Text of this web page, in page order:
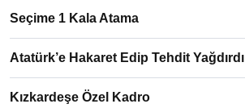
Seçime 1 Kala Atama
Atatürk’e Hakaret Edip Tehdit Yağdırdı
Kızkardeşe Özel Kadro